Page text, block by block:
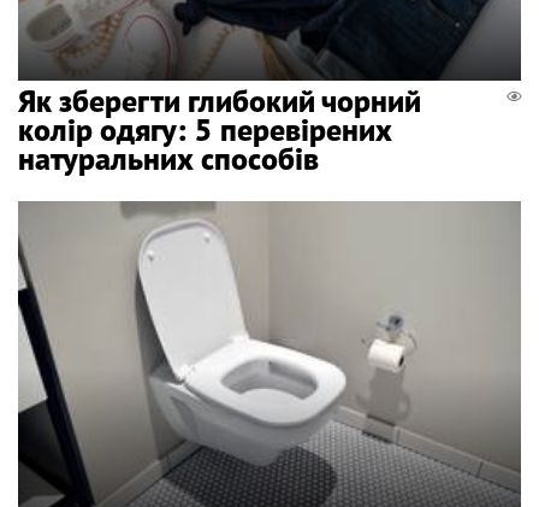
Як зберегти глибокий чорний
колір одягу: 5 перевірених
натуральних способів